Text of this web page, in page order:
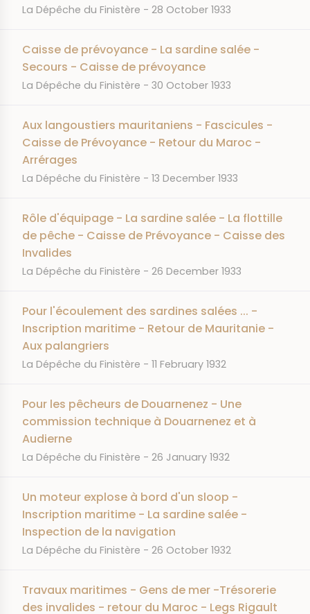
JOURNAL
La Dépêche du Finistère DATE
28 October 1933
Caisse de prévoyance - La sardine salée -
Secours - Caisse de prévoyance
JOURNAL
La Dépêche du Finistère DATE
30 October 1933
Aux langoustiers mauritaniens - Fascicules -
Caisse de Prévoyance - Retour du Maroc -
Arrérages
JOURNAL
La Dépêche du Finistère DATE
13 December 1933
Rôle d'équipage - La sardine salée - La flottille
de pêche - Caisse de Prévoyance - Caisse des
Invalides
JOURNAL
La Dépêche du Finistère DATE
26 December 1933
Pour l'écoulement des sardines salées ... -
Inscription maritime - Retour de Mauritanie -
Aux palangriers
JOURNAL
La Dépêche du Finistère DATE
11 February 1932
Pour les pêcheurs de Douarnenez - Une
commission technique à Douarnenez et à
Audierne
JOURNAL
La Dépêche du Finistère DATE
26 January 1932
Un moteur explose à bord d'un sloop -
Inscription maritime - La sardine salée -
Inspection de la navigation
JOURNAL
La Dépêche du Finistère DATE
26 October 1932
Travaux maritimes - Gens de mer -Trésorerie
des invalides - retour du Maroc - Legs Rigault